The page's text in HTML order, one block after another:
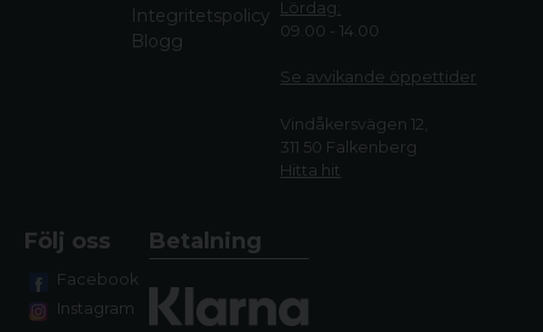
Integritetspolicy
Blogg
Lördag:
09.00 - 14.00
Se avvikande öppettider
Vindåkersvägen 12,
311 50 Falkenberg
Hitta hit
Följ oss
Facebook
Instagram
Betalning